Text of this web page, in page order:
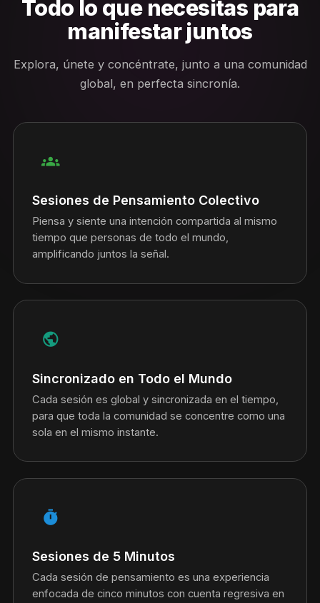
Todo lo que necesitas para
manifestar juntos
Explora, únete y concéntrate, junto a una comunidad
global, en perfecta sincronía.
groups
Sesiones de Pensamiento Colectivo
Piensa y siente una intención compartida al mismo
tiempo que personas de todo el mundo,
amplificando juntos la señal.
public
Sincronizado en Todo el Mundo
Cada sesión es global y sincronizada en el tiempo,
para que toda la comunidad se concentre como una
sola en el mismo instante.
timer
Sesiones de 5 Minutos
Cada sesión de pensamiento es una experiencia
enfocada de cinco minutos con cuenta regresiva en